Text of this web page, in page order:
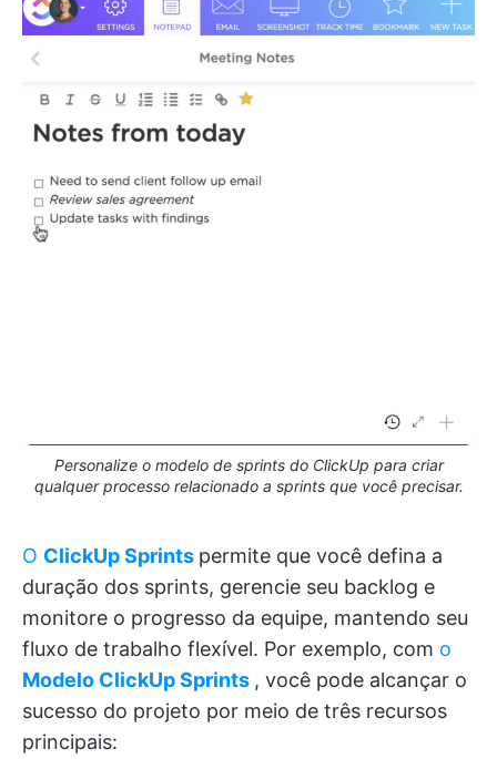
Personalize o modelo de sprints do ClickUp para criar
qualquer processo relacionado a sprints que você precisar.
O ClickUp Sprints permite que você defina a
duração dos sprints, gerencie seu backlog e
monitore o progresso da equipe, mantendo seu
fluxo de trabalho flexível. Por exemplo, com o
Modelo ClickUp Sprints , você pode alcançar o
sucesso do projeto por meio de três recursos
principais: